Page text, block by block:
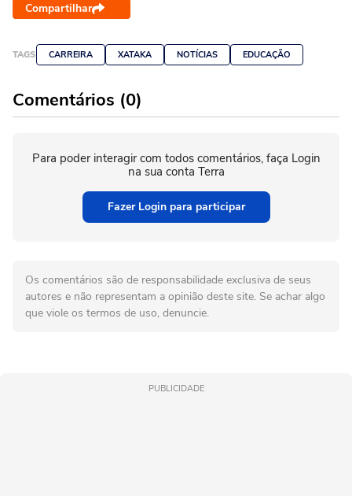
Compartilhar
TAGS CARREIRA XATAKA NOTÍCIAS EDUCAÇÃO
Comentários (0)
Para poder interagir com todos comentários, faça Login
na sua conta Terra
Fazer Login para participar
Os comentários são de responsabilidade exclusiva de seus
autores e não representam a opinião deste site. Se achar algo
que viole os termos de uso, denuncie.
PUBLICIDADE